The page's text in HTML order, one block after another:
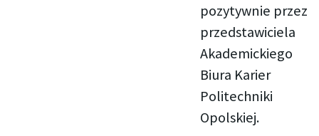
pozytywnie przez
przedstawiciela
Akademickiego
Biura Karier
Politechniki
Opolskiej.